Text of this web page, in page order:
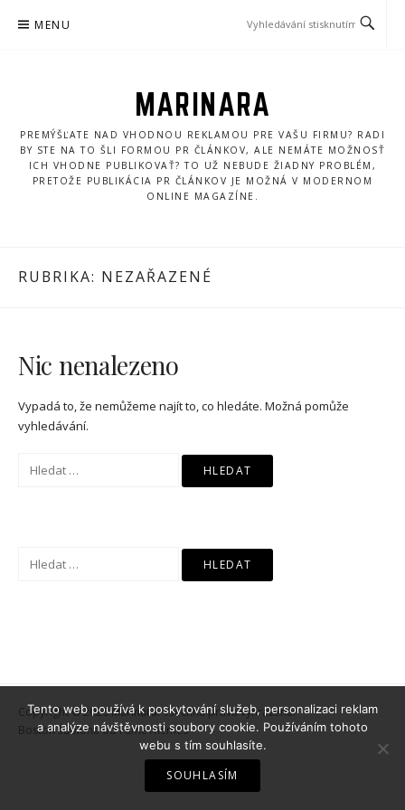
MENU
MARINARA
PREMÝŠĽATE NAD VHODNOU REKLAMOU PRE VAŠU FIRMU? RADI
BY STE NA TO ŠLI FORMOU PR ČLÁNKOV, ALE NEMÁTE MOŽNOSŤ
ICH VHODNE PUBLIKOVAŤ? TO UŽ NEBUDE ŽIADNY PROBLÉM,
PRETOŽE PUBLIKÁCIA PR ČLÁNKOV JE MOŽNÁ V MODERNOM
ONLINE MAGAZÍNE.
RUBRIKA: NEZAŘAZENÉ
Nic nenalezeno
Vypadá to, že nemůžeme najít to, co hledáte. Možná pomůže
vyhledávání.
Vyhledávání
Vyhledávání
Copyright © 2026 Marinara. Všechna práva vyhrazena.
Boston šablona odFameThemes
Tento web používá k poskytování služeb, personalizaci reklam
a analýze návštěvnosti soubory cookie. Používáním tohoto
webu s tím souhlasíte.
SOUHLASÍM